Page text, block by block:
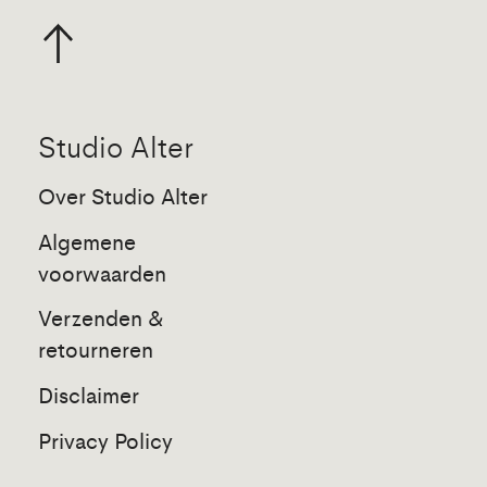
Studio Alter
Over Studio Alter
Algemene
voorwaarden
Verzenden &
retourneren
Disclaimer
Privacy Policy